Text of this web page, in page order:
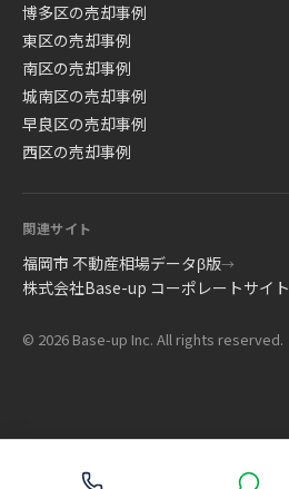
博多区の売却事例
東区の売却事例
南区の売却事例
城南区の売却事例
早良区の売却事例
西区の売却事例
関連サイト
福岡市 不動産相場データβ版→
株式会社Base-up コーポレートサイト
© 2026 Base-up Inc. All rights reserved.